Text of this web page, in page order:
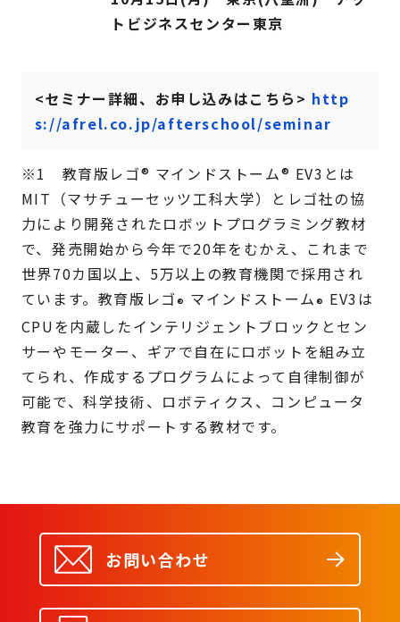
トビジネスセンター東京
<セミナー詳細、お申し込みはこちら> http
s://afrel.co.jp/afterschool/seminar
※1 教育版レゴ® マインドストーム® EV3とは
MIT（マサチューセッツ工科大学）とレゴ社の協
力により開発されたロボットプログラミング教材
で、発売開始から今年で20年をむかえ、これまで
世界70カ国以上、5万以上の教育機関で採用され
ています。教育版レゴ® マインドストーム® EV3は
CPUを内蔵したインテリジェントブロックとセン
サーやモーター、ギアで自在にロボットを組み立
てられ、作成するプログラムによって自律制御が
可能で、科学技術、ロボティクス、コンピュータ
教育を強力にサポートする教材です。
お問い合わせ